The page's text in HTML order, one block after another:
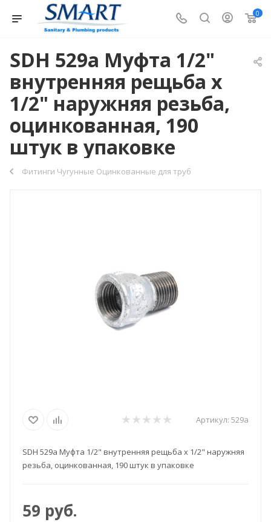
0
SDH 529a Муфта 1/2"
внутренняя рещьба х
1/2" наружняя резьба,
оцинкованная, 190
штук в упаковке
Фитинги Чугунные Оцинкованные для труб
Артикул: 529а
SDH 529a Муфта 1/2" внутренняя рещьба х 1/2" наружняя
резьба, оцинкованная, 190 штук в упаковке
59 руб.